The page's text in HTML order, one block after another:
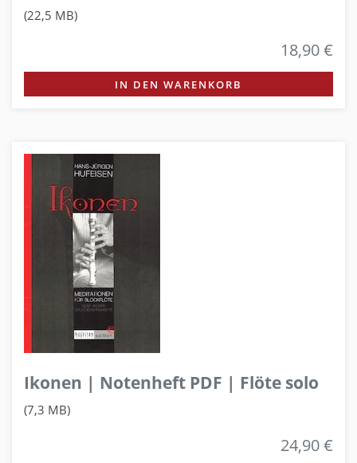
(22,5 MB)
18,90 €
IN DEN WARENKORB
Ikonen | Notenheft PDF | Flöte solo
(7,3 MB)
24,90 €